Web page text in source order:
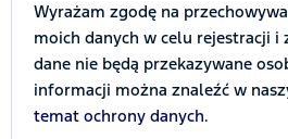
Wyrażam zgodę na
moich danych w celu rejestracji i
dane nie będą przekazywane
informacji można znaleźć w
temat ochrony danych.